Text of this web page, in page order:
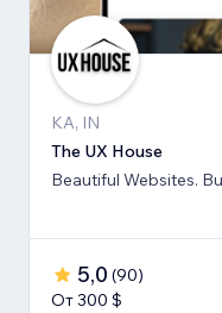
KA, IN
The UX House
Beautiful Websites.
5,0 (90)
От 300 $